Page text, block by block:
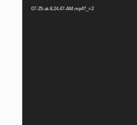
07-25-at-8.24.47-AM.mp4?_=2